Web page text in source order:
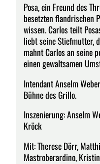
Posa, ein Freund des
besetzten flandrischen
wissen. Carlos teilt
liebt seine Stiefmutter,
mahnt Carlos an seine
einen gewaltsamen
Intendant Anselm
Bühne des Grillo.
Inszenierung: Anselm
Kröck
Mit: Therese Dörr,
Mastroberardino,